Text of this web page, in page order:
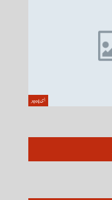
ای پیپر